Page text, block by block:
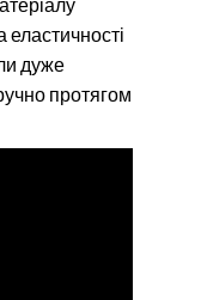
еластичності
дуже
протягом